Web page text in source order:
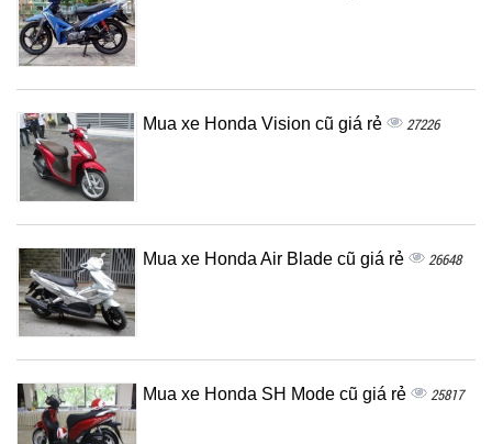
Mua xe Honda Vision cũ giá rẻ 27226
Mua xe Honda Air Blade cũ giá rẻ 26648
Mua xe Honda SH Mode cũ giá rẻ 25817